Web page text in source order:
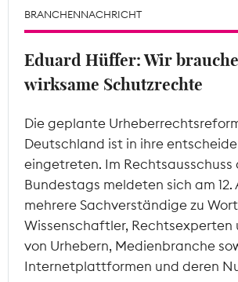
Mitgliederbereich
BRANCHENNACHRICHT
Eduard Hüffer: Wir
wirksame Schutzrechte
Die geplante
Deutschland ist in ihre
eingetreten. Im Rechtsausschuss
Bundestags meldeten sich am 12.
mehrere Sachverständige zu
Wissenschaftler, Rechtsexperten
von Urhebern, Medienbranche
Internetplattformen und deren